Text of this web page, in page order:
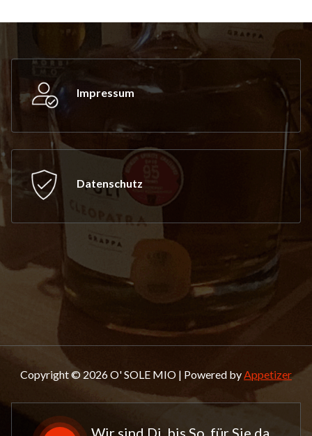
Impressum
Datenschutz
Copyright © 2026 O' SOLE MIO | Powered byAppetizer
Wir sind Di. bis So. für Sie da